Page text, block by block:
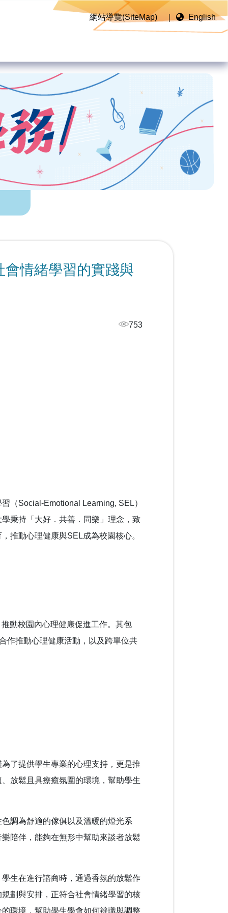
網站導覽(SiteMap) English
情緒學習的實踐與
753
（Social-Emotional Learning, SEL）
秉持「大好．共善．同樂」理念，致
推動心理健康與SEL成為校園核心。
動校園內心理健康促進工作。其包
作推動心理健康活動，以及跨單位共
了提供學生專業的心理支持，更是推
放鬆且具療癒氛圍的環境，幫助學生
調為舒適的傢俱以及溫暖的燈光系
陪伴，能夠在無形中幫助來談者放鬆
生在進行諮商時，通過香氛的放鬆作
劃與安排，正符合社會情緒學習的核
環境，幫助學生學會如何辨識與調整